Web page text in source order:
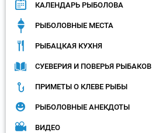
КАЛЕНДАРЬ РЫБОЛОВА
РЫБОЛОВНЫЕ МЕСТА
РЫБАЦКАЯ КУХНЯ
СУЕВЕРИЯ И ПОВЕРЬЯ РЫБАКОВ
ПРИМЕТЫ О КЛЕВЕ РЫБЫ
РЫБОЛОВНЫЕ АНЕКДОТЫ
ВИДЕО